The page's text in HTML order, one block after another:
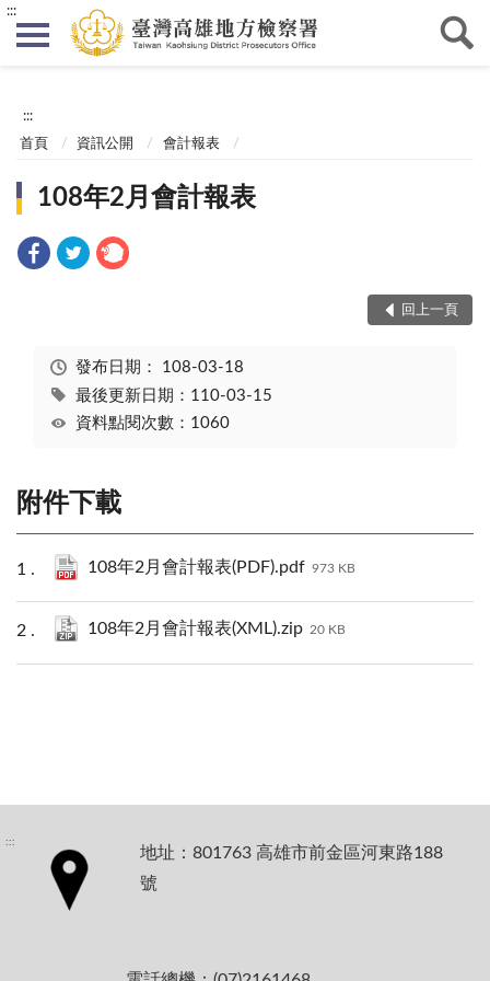
:::
:::
首頁 資訊公開 會計報表
108年2月會計報表
回上一頁
發布日期： 108-03-18
最後更新日期：110-03-15
資料點閱次數：1060
附件下載
108年2月會計報表(PDF).pdf 973 KB
108年2月會計報表(XML).zip 20 KB
:::
地址：801763 高雄市前金區河東路188
號